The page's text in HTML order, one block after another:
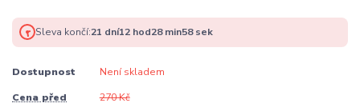
Sleva končí:21 dní12hod28min58sek
Dostupnost Není skladem
Cena před
270 Kč